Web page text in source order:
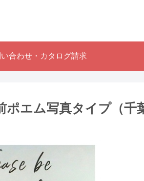
合わせ・カタログ請求
ポエム写真タイプ（千